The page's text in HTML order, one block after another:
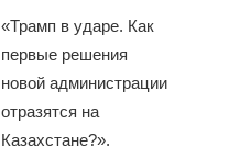
«Трамп в ударе. Как
первые решения
новой администрации
отразятся на
Казахстане?».